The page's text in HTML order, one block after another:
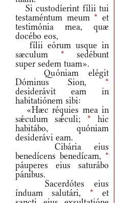
Si custodíerint fílii tui
testaméntum meum* et
testimónia mea, quæ
docébo eos,
fílii eórum usque in
sæculum * sedébunt
super sedem tuam».
Quóniam elégit
Dóminus Sion, *
desiderávit eam in
habitatiónem sibi:
«Hæc réquies mea in
sǽculum sǽculi; * hic
habitábo, quóniam
desiderávi eam.
Cibária eius
benedícens benedícam, *
páuperes eius saturábo
pánibus.
Sacerdótes eius
índuam salutári, * et